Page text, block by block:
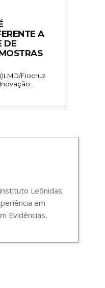
A
DE
Fiocruz
Leônidas
em
Evidências,